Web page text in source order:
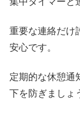
重要な連絡だけ
安心です。
定期的な休憩通
下を防ぎましょ